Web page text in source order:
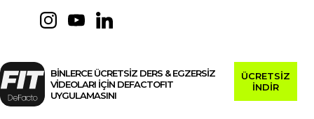
BİNLERCE ÜCRETSİZ DERS & EGZERSİZ
VİDEOLARI İÇİN DEFACTOFIT
UYGULAMASINI
ÜCRETSİZ
İNDİR